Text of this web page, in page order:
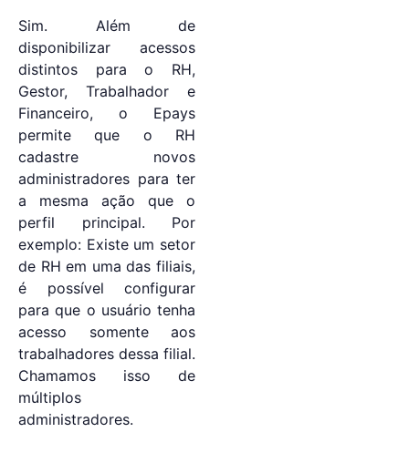
Sim. Além de
disponibilizar acessos
distintos para o RH,
Gestor, Trabalhador e
Financeiro, o Epays
permite que o RH
cadastre novos
administradores para ter
a mesma ação que o
perfil principal. Por
exemplo: Existe um setor
de RH em uma das filiais,
é possível configurar
para que o usuário tenha
acesso somente aos
trabalhadores dessa filial.
Chamamos isso de
múltiplos
administradores.